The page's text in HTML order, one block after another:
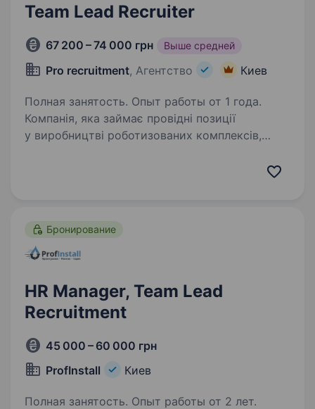
Team Lead Recruiter
67 200 – 74 000 грн Выше средней
Pro recruitment, Агентство Киев
Полная занятость. Опыт работы от 1 года.
Компанія, яка займає провідні позиції
у виробництві роботизованих комплексів,
очолить лідерство у формуванні команди, яка
Бронирование
HR Manager, Team Lead
Recruitment
45 000 – 60 000 грн
ProfInstall
Киев
Полная занятость. Опыт работы от 2 лет.